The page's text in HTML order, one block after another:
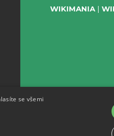
WIKIMANIA
se všemi